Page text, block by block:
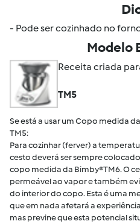
- Pode ser cozinhado no
Modelo
Receita criada
TM5
Se está a usar um Copo medida
TM5:
Para cozinhar (ferver) a
cesto deverá ser sempre
copo medida da Bimby®TM6. O
permeável ao vapor e também
do interior do copo. Esta é uma
que em nada afetará a
mas previne que esta potencial